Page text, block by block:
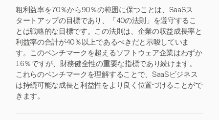
粗利益率を70％から90％の範囲に保つことは、SaaSス
タートアップの目標であり、「40の法則」を遵守するこ
とは戦略的な目標です。この法則は、企業の収益成長率と
利益率の合計が40％以上であるべきだと示唆していま
す。このベンチマークを超えるソフトウェア企業はわずか
16％ですが、財務健全性の重要な指標であり続けます。
これらのベンチマークを理解することで、SaaSビジネス
は持続可能な成長と利益性をより良く位置づけることがで
きます。